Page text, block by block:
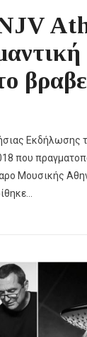
Εκδήλωσης
που
Μουσικής